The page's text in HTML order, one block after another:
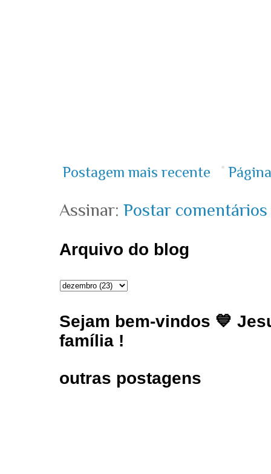
Postagem mais recente
Assinar:Postar
Arquivo do blog
Sejam bem-vindos 💙
família !
outras postagens